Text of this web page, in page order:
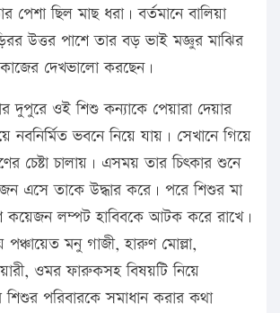
ছিল মাছ ধরা। বর্তমানে বালিয়া
উত্তর পাশে তার বড় ভাই মজ্ঞুর মাঝির
কাজের দেখভালো করছেন।
দুপুরে ওই শিশু কন্যাকে পেয়ারা দেয়ার
নবনির্মিত ভবনে নিয়ে যায়। সেখানে গিয়ে
চেষ্টা চালায়। এসময় তার চিৎকার শুনে
এসে তাকে উদ্ধার করে। পরে শিশুর মা
কয়েজন লম্পট হাবিবকে আটক করে রাখে।
পঞ্চায়েত মনু গাজী, হারুণ মোল্লা,
ওমর ফারুকসহ বিষয়টি নিয়ে
শিশুর পরিবারকে সমাধান করার কথা